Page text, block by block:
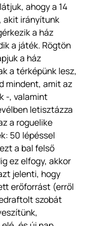
ahogy a 14
akit irányítunk
a ház
a játék. Rögtön
a ház
a térképünk lesz,
mindent, amit az
-, valamint
letisztázza
a roguelike
50 lépéssel
a bal felső
ez elfogy, akkor
jelenti, hogy
erőforrást (erről
szobát